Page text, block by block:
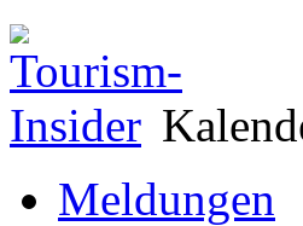
Meldungen